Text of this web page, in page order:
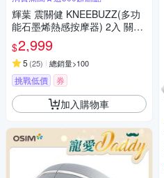
輝葉 震關健 KNEEBUZZ(多功
能石墨烯熱感按摩器) 2入 關節
按摩 膝蓋按摩 HY-762
$2,999
5 (25) 總銷量>100
挑戰低價 券
加入購物車